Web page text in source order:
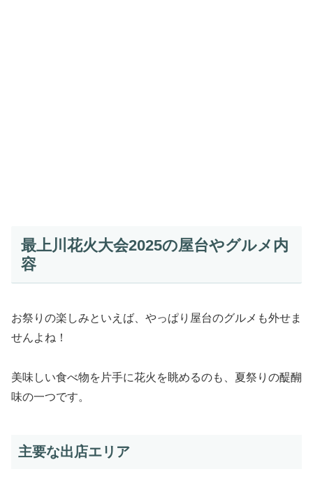
最上川花火大会2025の屋台やグルメ内
容
お祭りの楽しみといえば、やっぱり屋台のグルメも外せま
せんよね！
美味しい食べ物を片手に花火を眺めるのも、夏祭りの醍醐
味の一つです。
主要な出店エリア